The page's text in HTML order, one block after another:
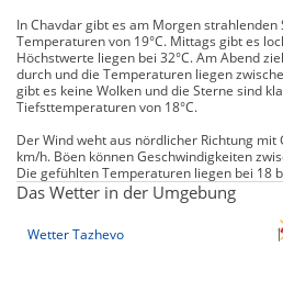
In Chavdar gibt es am Morgen strahlenden
Temperaturen von 19°C. Mittags gibt es
Höchstwerte liegen bei 32°C. Am Abend
durch und die Temperaturen liegen
gibt es keine Wolken und die Sterne sind
Tiefsttemperaturen von 18°C.
Der Wind weht aus nördlicher Richtung mit
km/h. Böen können Geschwindigkeiten
Die gefühlten Temperaturen liegen bei 18
Das Wetter in der Umgebung
Wetter Tazhevo